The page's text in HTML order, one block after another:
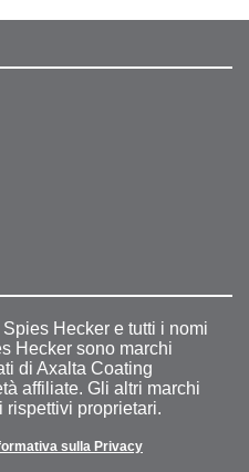
Hecker e tutti i nomi
Hecker sono marchi
di Axalta Coating
affiliate. Gli altri marchi
rispettivi proprietari.
sulla Privacy